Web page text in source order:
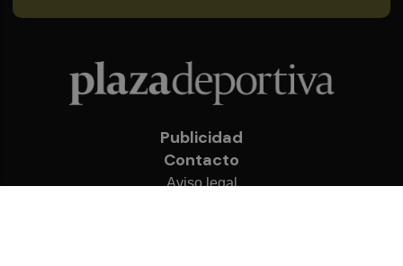
Publicidad
Contacto
Aviso legal